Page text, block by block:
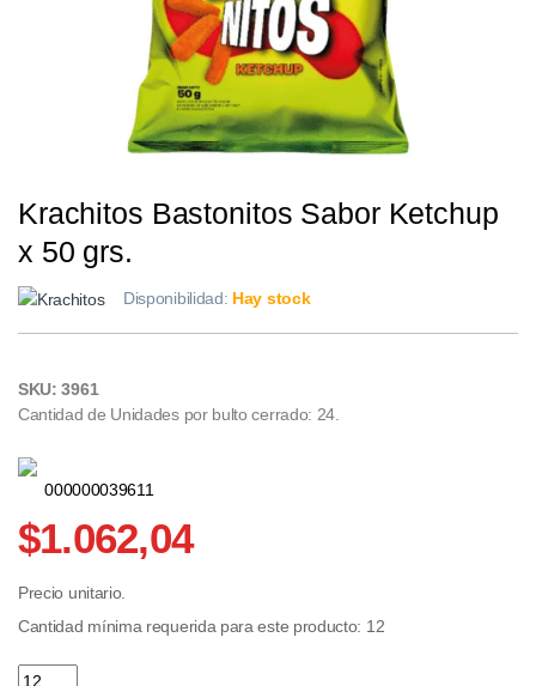
Krachitos Bastonitos Sabor Ketchup
x 50 grs.
Disponibilidad: Hay stock
SKU: 3961
Cantidad de Unidades por bulto cerrado: 24.
000000039611
$1.062,04
Precio unitario.
Cantidad mínima requerida para este producto: 12
Krachitos Bastonitos Sabor Ketchup x 50 grs. cantidad